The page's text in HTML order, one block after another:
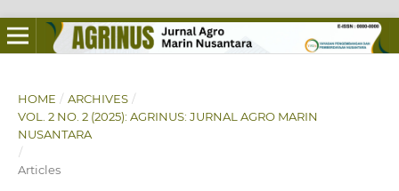
HOME / ARCHIVES /
VOL. 2 NO. 2 (2025): AGRINUS: JURNAL AGRO MARIN
NUSANTARA
/
Articles